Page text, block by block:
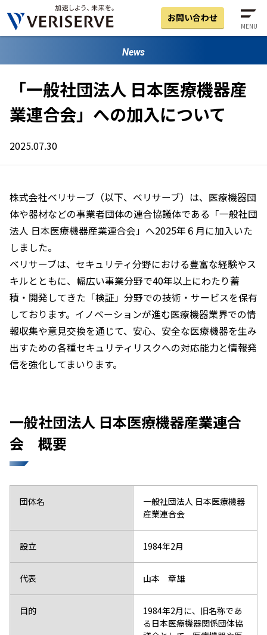
お問い合わせ
MENU
News
「一般社団法人 日本医療機器産
業連合会」への加入について
2025.07.30
株式会社ベリサーブ（以下、ベリサーブ）は、医療機器団
体や器材などの事業者団体の連合協議体である「一般社団
法人 日本医療機器産業連合会」へ2025年６月に加入いた
しました。
ベリサーブは、セキュリティ分野における豊富な経験やス
キルとともに、幅広い事業分野で40年以上にわたり蓄
積・開発してきた「検証」分野での技術・サービスを保有
しております。イノベーションが進む医療機器業界での情
報収集や意見交換を通じて、安心、安全な医療機器を生み
出すための各種セキュリティリスクへの対応能力と情報発
信を強化してまいります。
一般社団法人 日本医療機器産業連合
会 概要
団体名
一般社団法人 日本医療機器
産業連合会
設立 1984年2月
代表 山本 章雄
目的
1984年2月に、旧名称であ
る日本医療機器関係団体協